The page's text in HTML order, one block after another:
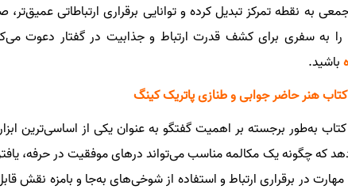
به نقطه تمرکز تبدیل کرده و توانایی برقراری ارتباطاتی عمیق‌تر،
به سفری برای کشف قدرت ارتباط و جذابیت در گفتار دعوت
باشید.
هنر حاضر جوابی و طنازی پاتریک کینگ
به‌طور برجسته بر اهمیت گفتگو به عنوان یکی از اساسی‌ترین
که چگونه یک مکالمه مناسب می‌تواند درهای موفقیت در حرفه،
مهارت در برقراری ارتباط و استفاده از شوخی‌های به‌جا و بامزه نقش